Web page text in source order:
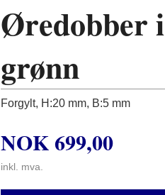
Øredobber
grønn
Forgylt, H:20 mm, B:5 mm
NOK699,00
inkl. mva.